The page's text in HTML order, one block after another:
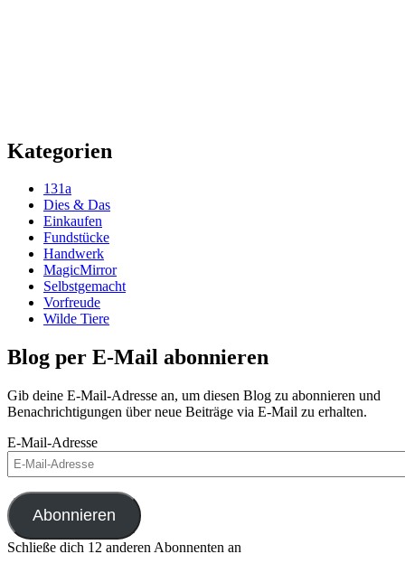
Kategorien
131a
Dies & Das
Einkaufen
Fundstücke
Handwerk
MagicMirror
Selbstgemacht
Vorfreude
Wilde Tiere
Blog per E-Mail abonnieren
Gib deine E-Mail-Adresse an, um diesen Blog zu abonnieren und
Benachrichtigungen über neue Beiträge via E-Mail zu erhalten.
E-Mail-Adresse
Abonnieren
Schließe dich 12 anderen Abonnenten an